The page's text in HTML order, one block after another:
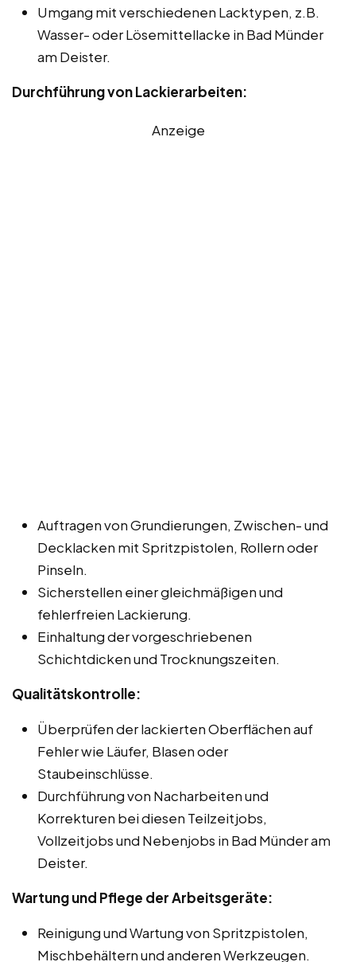
Umgang mit verschiedenen Lacktypen, z.B.
Wasser- oder Lösemittellacke in Bad Münder
am Deister.
Durchführung von Lackierarbeiten:
Anzeige
Auftragen von Grundierungen, Zwischen- und
Decklacken mit Spritzpistolen, Rollern oder
Pinseln.
Sicherstellen einer gleichmäßigen und
fehlerfreien Lackierung.
Einhaltung der vorgeschriebenen
Schichtdicken und Trocknungszeiten.
Qualitätskontrolle:
Überprüfen der lackierten Oberflächen auf
Fehler wie Läufer, Blasen oder
Staubeinschlüsse.
Durchführung von Nacharbeiten und
Korrekturen bei diesen Teilzeitjobs,
Vollzeitjobs und Nebenjobs in Bad Münder am
Deister.
Wartung und Pflege der Arbeitsgeräte:
Reinigung und Wartung von Spritzpistolen,
Mischbehältern und anderen Werkzeugen.